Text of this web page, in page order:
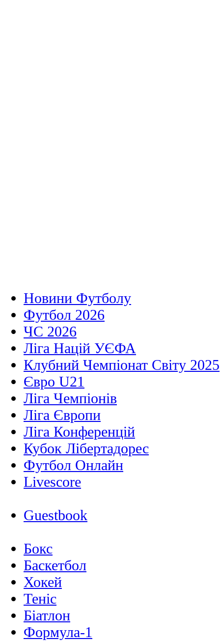
Новини Футболу
Футбол 2026
ЧС 2026
Ліга Націй УЄФА
Клубний Чемпіонат Світу 2025
Євро U21
Ліга Чемпіонів
Ліга Європи
Ліга Конференцій
Кубок Лібертадорес
Футбол Онлайн
Livescore
Guestbook
Бокс
Баскетбол
Хокей
Теніс
Біатлон
Формула-1